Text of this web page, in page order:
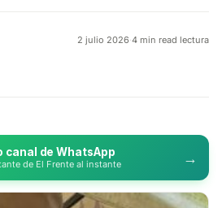
2 julio 2026·4 min read lectura
canal de WhatsApp
de El Frente al instante →